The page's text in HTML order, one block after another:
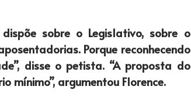
sobre o Legislativo, sobre o
Porque reconhecendo
disse o petista. “A proposta do
mínimo”, argumentou Florence.